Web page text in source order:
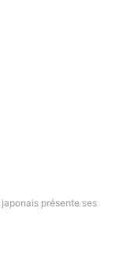
présente ses